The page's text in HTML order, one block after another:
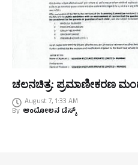
ಚಲನಚಿತ್ರ: ಪ್ರಮಾಣೀಕರಣ
August 7, 1:33 AM
By ಆಂದೋಲನ ಡೆಸ್ಕ್